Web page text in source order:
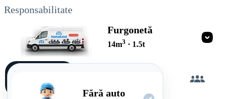
Responsabilitate
Furgonetă
14m3 · 1.5t
Fără auto
singur